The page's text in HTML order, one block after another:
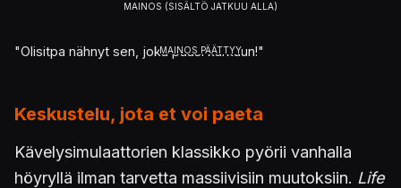
"Olisitpa nähnyt sen, joka pääsi karkuun!"
Keskustelu, jota et voi paeta
Kävelysimulaattorien klassikko pyörii vanhalla
höyryllä ilman tarvetta massiivisiin muutoksiin. Life